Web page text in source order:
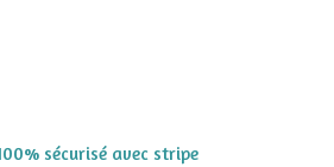
sécurisé avec stripe